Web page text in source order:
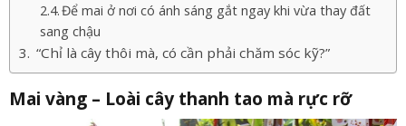
Để mai ở nơi có ánh sáng gắt ngay khi vừa thay đất
sang chậu
“Chỉ là cây thôi mà, có cần phải chăm sóc kỹ?”
Mai vàng – Loài cây thanh tao mà rực rỡ